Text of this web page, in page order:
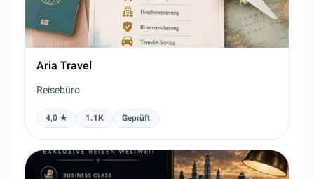
Aria Travel
Reisebüro
4,0 ★ 1.1K Geprüft